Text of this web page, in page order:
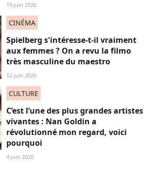
19 juin 2026
CINÉMA
Spielberg s'intéresse-t-il vraiment
aux femmes ? On a revu la filmo
très masculine du maestro
12 juin 2026
CULTURE
C’est l’une des plus grandes artistes
vivantes : Nan Goldin a
révolutionné mon regard, voici
pourquoi
4 juin 2026